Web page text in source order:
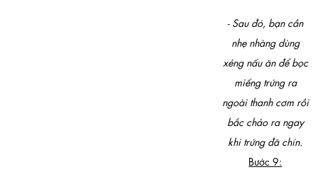
- Sau đó, bạn cần
nhẹ nhàng dùng
xẻng nấu ăn để bọc
miếng trứng ra
ngoài thanh cơm rồi
bắc chảo ra ngay
khi trứng đã chín.
Bước 9: